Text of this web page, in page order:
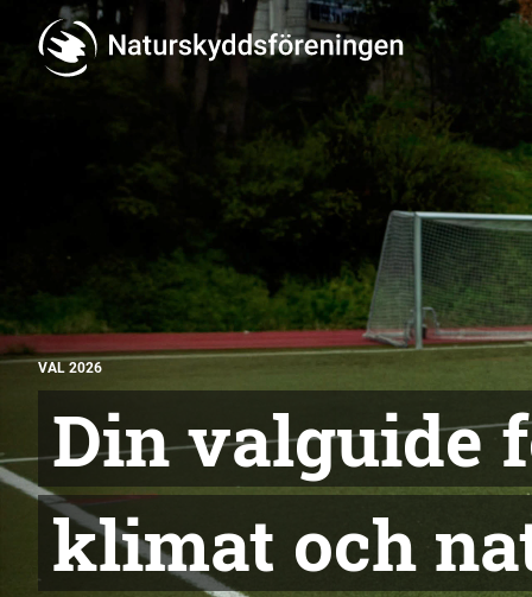
VAL 2026
Din valguide
klimat och